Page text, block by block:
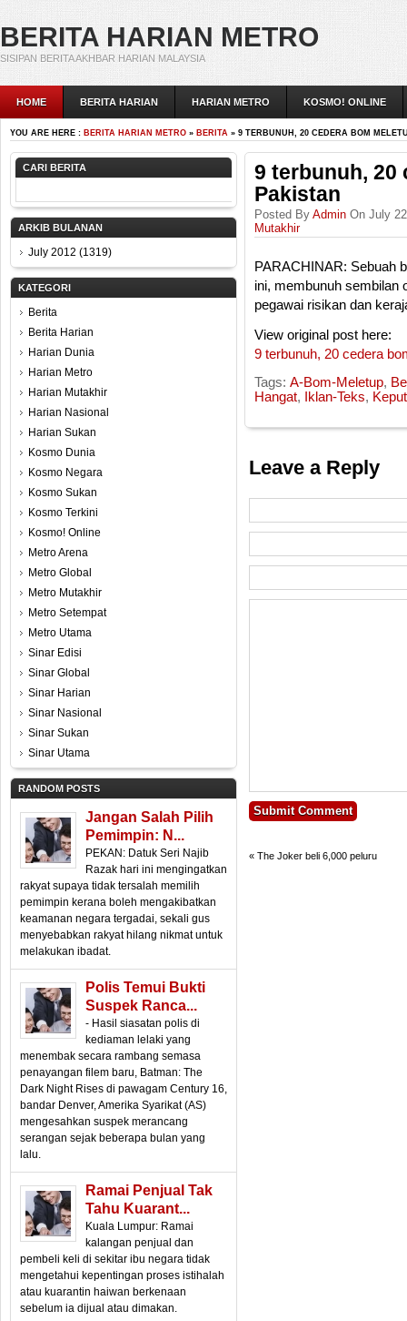
BERITA HARIAN METRO
SISIPAN BERITA AKHBAR HARIAN MALAYSIA
HOME BERITA HARIAN HARIAN METRO KOSMO! ONLINE
YOU ARE HERE : BERITA HARIAN METRO » BERITA » 9 TERBUNUH, 20 CEDERA BOM
CARI BERITA
ARKIB BULANAN
July 2012 (1319)
KATEGORI
Berita
Berita Harian
Harian Dunia
Harian Metro
Harian Mutakhir
Harian Nasional
Harian Sukan
Kosmo Dunia
Kosmo Negara
Kosmo Sukan
Kosmo Terkini
Kosmo! Online
Metro Arena
Metro Global
Metro Mutakhir
Metro Setempat
Metro Utama
Sinar Edisi
Sinar Global
Sinar Harian
Sinar Nasional
Sinar Sukan
Sinar Utama
RANDOM POSTS
Jangan Salah Pilih
Pemimpin: N...
PEKAN: Datuk Seri Najib
Razak hari ini mengingatkan
rakyat supaya tidak tersalah memilih
pemimpin kerana boleh mengakibatkan
keamanan negara tergadai, sekali gus
menyebabkan rakyat hilang nikmat untuk
melakukan ibadat.
Polis Temui Bukti
Suspek Ranca...
- Hasil siasatan polis di
kediaman lelaki yang
menembak secara rambang semasa
penayangan filem baru, Batman: The
Dark Night Rises di pawagam Century 16,
bandar Denver, Amerika Syarikat (AS)
mengesahkan suspek merancang
serangan sejak beberapa bulan yang
lalu.
Ramai Penjual Tak
Tahu Kuarant...
Kuala Lumpur: Ramai
kalangan penjual dan
pembeli keli di sekitar ibu negara tidak
mengetahui kepentingan proses istihalah
atau kuarantin haiwan berkenaan
sebelum ia dijual atau dimakan.
9 terbunuh, 20
Pakistan
Posted By Admin On July
Mutakhir
PARACHINAR: Sebuah
ini, membunuh sembilan
pegawai risikan dan
View original post here:
9 terbunuh, 20 cedera
Tags: A-Bom-Meletup,
Hangat, Iklan-Teks,
Leave a Reply
« The Joker beli 6,000 peluru